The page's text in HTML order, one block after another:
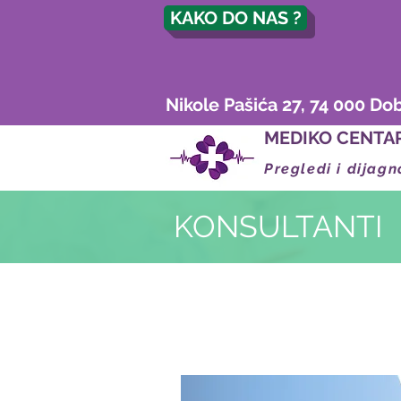
KAKO DO NAS ?
Nikole Pašića 27, 74 000
MEDIKO
Pregledi i
KONSULTANTI